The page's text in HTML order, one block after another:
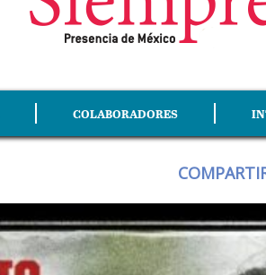
COLABORADORES